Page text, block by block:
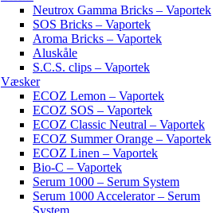
Neutrox Gamma Bricks – Vaportek
SOS Bricks – Vaportek
Aroma Bricks – Vaportek
Aluskåle
S.C.S. clips – Vaportek
Væsker
ECOZ Lemon – Vaportek
ECOZ SOS – Vaportek
ECOZ Classic Neutral – Vaportek
ECOZ Summer Orange – Vaportek
ECOZ Linen – Vaportek
Bio-C – Vaportek
Serum 1000 – Serum System
Serum 1000 Accelerator – Serum
System